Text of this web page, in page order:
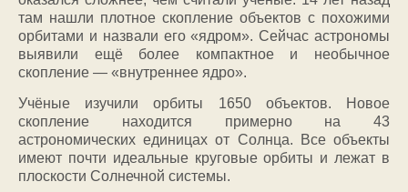
там нашли плотное скопление объектов с похожими
орбитами и назвали его «ядром». Сейчас астрономы
выявили ещё более компактное и необычное
скопление — «внутреннее ядро».
Учёные изучили орбиты 1650 объектов. Новое
скопление находится примерно на 43
астрономических единицах от Солнца. Все объекты
имеют почти идеальные круговые орбиты и лежат в
плоскости Солнечной системы.